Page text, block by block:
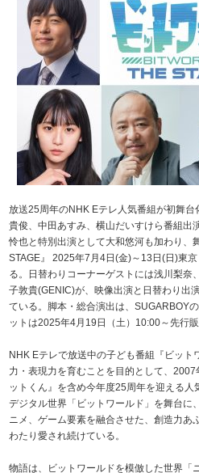
放送25周年のNHK Eテレ人気番組が初舞
貴俊、中田あすみ、横山だいすけら番組出
怜也と特別出演として大和悠河も加わり、
STAGE』 2025年7月4日(金)～13日(日)東
る。日替わりコーナーゲストには浅川梨奈
子敦貴(GENIC)が、映像出演と日替わり出
ている。脚本・総合演出は、SUGARBOY
ットは2025年4月19日（土）10:00～先行販
NHK Eテレで放送中の子ども番組『ビット
力・表現力を育むことを目的として、
ットくん』を含め今年度25周年を迎える人
デジタル世界「ビットワールド」を舞台に
ニメ、ゲーム要素を融合させた、創造力あ
わたり愛され続けている。
物語は、ビットワールドを模倣した世界「